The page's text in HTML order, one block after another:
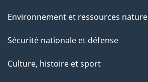
Environnement et ressources
Sécurité nationale et défense
Culture, histoire et sport